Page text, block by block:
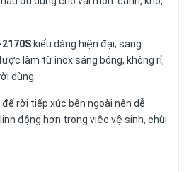
kiểu dáng hiện đại, sang
làm từ inox sáng bóng, không rỉ,
dùng.
rời tiếp xúc bên ngoài nên dễ
động hơn trong việc vệ sinh, chùi